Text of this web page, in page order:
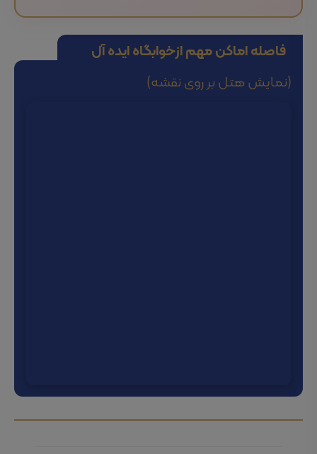
فاصله اماکن مهم ازخوابگاه ایده آل
(نمایش هتل بر روی نقشه)